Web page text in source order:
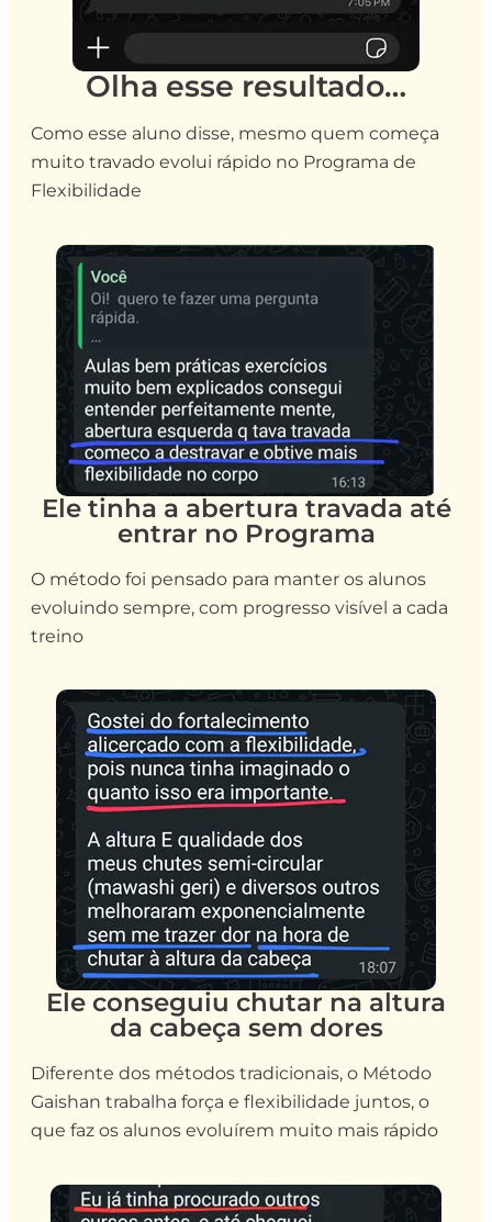
Olha esse resultado…
Como esse aluno disse, mesmo quem começa
muito travado evolui rápido no Programa de
Flexibilidade
Ele tinha a abertura travada até
entrar no Programa
O método foi pensado para manter os alunos
evoluindo sempre, com progresso visível a cada
treino
Ele conseguiu chutar na altura
da cabeça sem dores
Diferente dos métodos tradicionais, o Método
Gaishan trabalha força e flexibilidade juntos, o
que faz os alunos evoluírem muito mais rápido